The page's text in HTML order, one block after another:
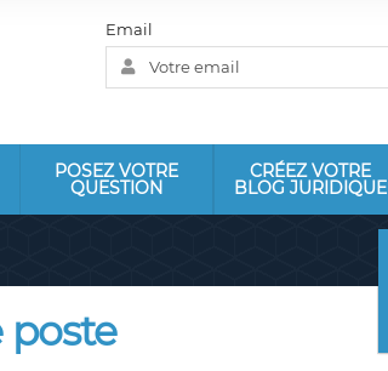
Email
POSEZ VOTRE
QUESTION
CRÉEZ VOTRE
BLOG JURIDIQUE
poste